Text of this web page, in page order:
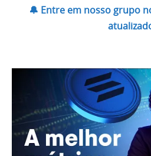
🔔 Entre em nosso grupo